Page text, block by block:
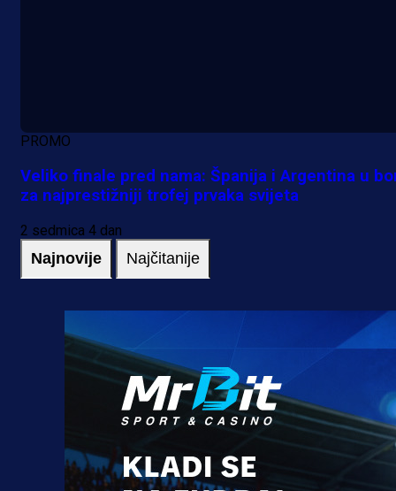
PROMO
Veliko finale pred nama: Španija i Argentina u
za najprestižniji trofej prvaka svijeta
2 sedmica 4 dan
Najnovije Najčitanije